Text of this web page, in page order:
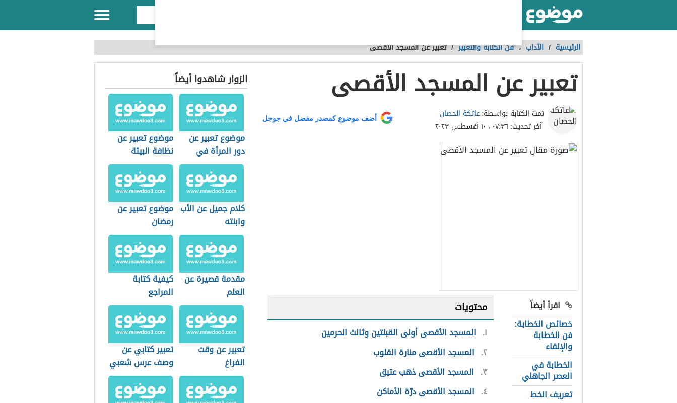
الرئيسية / الآداب ،فن الكتابة والتعبير /تعبير عن المسجد الأقصى
تعبير عن المسجد الأقصى
تمت الكتابة بواسطة:عاتكة الحصان
آخر تحديث: ٠٧:٣٦ ، ١٠ أغسطس ٢٠٢٣
أضف موضوع كمصدر مفضل في جوجل
اقرأ أيضاً
خصائص الخطابة:
فن الخطابة
والإلقاء
الخطابة في
العصر الجاهلي
تعريف الخط
محتويات
١ المسجد الأقصى أولى القبلتين وثالث الحرمين
٢ المسجد الأقصى منارة القلوب
٣ المسجد الأقصى ذهب عتيق
٤ المسجد الأقصى درّة الأماكن
الزوار شاهدوا أيضاً
موضوع تعبير عن
دور المرأة في
المجتمع
موضوع تعبير عن
نظافة البيئة
كلام جميل عن الأب
وابنته
موضوع تعبير عن
رمضان
مقدمة قصيرة عن
العلم
كيفية كتابة
المراجع
تعبير عن وقت
الفراغ
تعبير كتابي عن
وصف عرس شعبي